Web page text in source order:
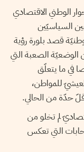
الوطني الاقتصادي
السياسيّين
قصد بلورة رؤية
الوضعيّة الصعبة التي
في ما يتعلّق
للمواطن،
حدّة من الحالي.
لم تخلو من
التي تعكس